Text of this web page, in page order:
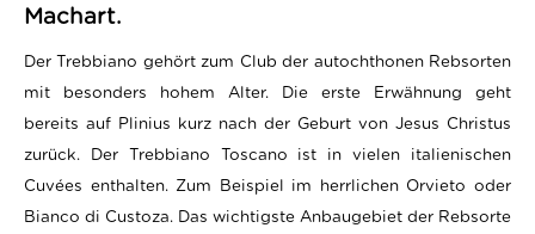
Machart.
Der Trebbiano gehört zum Club der autochthonen Rebsorten
mit besonders hohem Alter. Die erste Erwähnung geht
bereits auf Plinius kurz nach der Geburt von Jesus Christus
zurück. Der Trebbiano Toscano ist in vielen italienischen
Cuvées enthalten. Zum Beispiel im herrlichen Orvieto oder
Bianco di Custoza. Das wichtigste Anbaugebiet der Rebsorte